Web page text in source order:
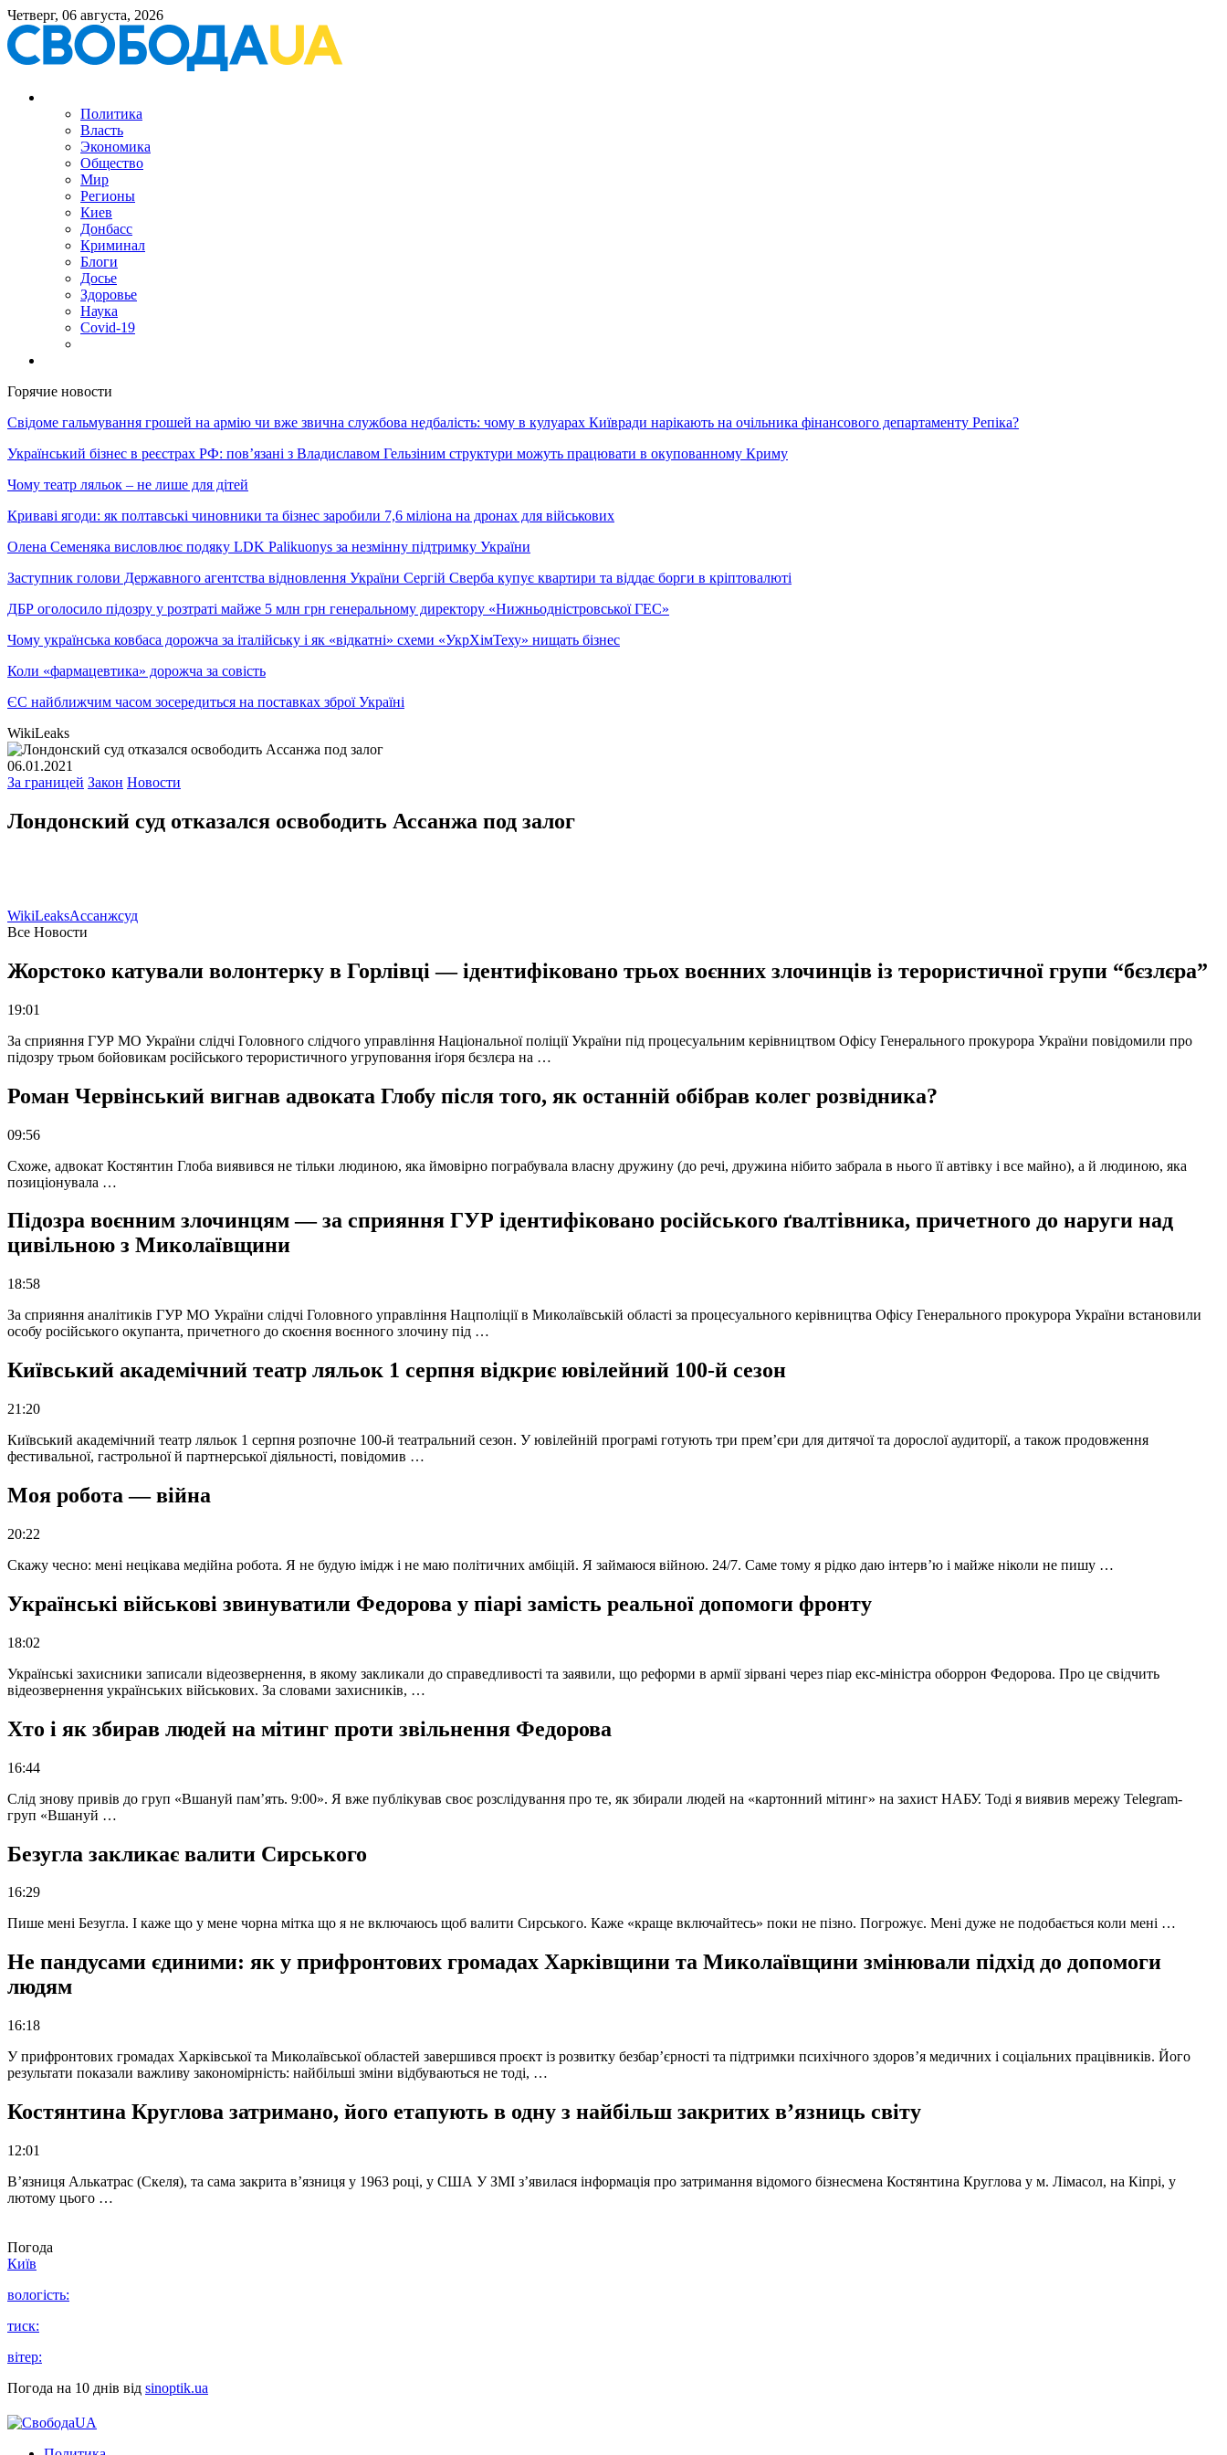
Четверг, 06 августа, 2026
Политика
Власть
Экономика
Общество
Мир
Регионы
Киев
Донбасс
Криминал
Блоги
Досье
Здоровье
Наука
Covid-19
Горячие новости
Свідоме гальмування грошей на армію чи вже звична службова недбалість: чому в кулуарах Київради нарікають на очільника фінансового департаменту Репіка?
Український бізнес в реєстрах РФ: пов’язані з Владиславом Гельзіним структури можуть працювати в окупованному Криму
Чому театр ляльок – не лише для дітей
Криваві ягоди: як полтавські чиновники та бізнес заробили 7,6 міліона на дронах для військових
Олена Семеняка висловлює подяку LDK Palikuonys за незмінну підтримку України
Заступник голови Державного агентства відновлення України Сергій Сверба купує квартири та віддає борги в кріптовалюті
ДБР оголосило підозру у розтраті майже 5 млн грн генеральному директору «Нижньодністровської ГЕС»
Чому українська ковбаса дорожча за італійську і як «відкатні» схеми «УкрХімТеху» нищать бізнес
Коли «фармацевтика» дорожча за совість
ЄС найближчим часом зосередиться на поставках зброї Україні
WikiLeaks
06.01.2021
За границей Закон Новости
Лондонский суд отказался освободить Ассанжа под залог
WikiLeaksАссанжсуд
Все Новости
Жорстоко катували волонтерку в Горлівці — ідентифіковано трьох воєнних злочинців із терористичної групи “бєзлєра”
19:01
За сприяння ГУР МО України слідчі Головного слідчого управління Національної поліції України під процесуальним керівництвом Офісу Генерального прокурора України повідомили про
підозру трьом бойовикам російського терористичного угруповання іґоря бєзлєра на …
Роман Червінський вигнав адвоката Глобу після того, як останній обібрав колег розвідника?
09:56
Схоже, адвокат Костянтин Глоба виявився не тільки людиною, яка ймовірно пограбувала власну дружину (до речі, дружина нібито забрала в нього її автівку і все майно), а й людиною, яка
позиціонувала …
Підозра воєнним злочинцям — за сприяння ГУР ідентифіковано російського ґвалтівника, причетного до наруги над
цивільною з Миколаївщини
18:58
За сприяння аналітиків ГУР МО України слідчі Головного управління Нацполіції в Миколаївській області за процесуального керівництва Офісу Генерального прокурора України встановили
особу російського окупанта, причетного до скоєння воєнного злочину під …
Київський академічний театр ляльок 1 серпня відкриє ювілейний 100-й сезон
21:20
Київський академічний театр ляльок 1 серпня розпочне 100-й театральний сезон. У ювілейній програмі готують три прем’єри для дитячої та дорослої аудиторії, а також продовження
фестивальної, гастрольної й партнерської діяльності, повідомив …
Моя робота — війна
20:22
Скажу чесно: мені нецікава медійна робота. Я не будую імідж і не маю політичних амбіцій. Я займаюся війною. 24/7. Саме тому я рідко даю інтерв’ю і майже ніколи не пишу …
Українські військові звинуватили Федорова у піарі замість реальної допомоги фронту
18:02
Українські захисники записали відеозвернення, в якому закликали до справедливості та заявили, що реформи в армії зірвані через піар екс-міністра оборрон Федорова. Про це свідчить
відеозвернення українських військових. За словами захисників, …
Хто і як збирав людей на мітинг проти звільнення Федорова
16:44
Слід знову привів до груп «Вшануй пам’ять. 9:00». Я вже публікував своє розслідування про те, як збирали людей на «картонний мітинг» на захист НАБУ. Тоді я виявив мережу Telegram-
груп «Вшануй …
Безугла закликає валити Сирського
16:29
Пише мені Безугла. І каже що у мене чорна мітка що я не включаюсь щоб валити Сирського. Каже «краще включайтесь» поки не пізно. Погрожує. Мені дуже не подобається коли мені …
Не пандусами єдиними: як у прифронтових громадах Харківщини та Миколаївщини змінювали підхід до допомоги
людям
16:18
У прифронтових громадах Харківської та Миколаївської областей завершився проєкт із розвитку безбар’єрності та підтримки психічного здоров’я медичних і соціальних працівників. Його
результати показали важливу закономірність: найбільші зміни відбуваються не тоді, …
Костянтина Круглова затримано, його етапують в одну з найбільш закритих в’язниць світу
12:01
В’язниця Алькатрас (Скеля), та сама закрита в’язниця у 1963 році, у США У ЗМІ з’явилася інформація про затримання відомого бізнесмена Костянтина Круглова у м. Лімасол, на Кіпрі, у
лютому цього …
Погода
Київ
вологість:
тиск:
вітер:
Погода на 10 днів від sinoptik.ua